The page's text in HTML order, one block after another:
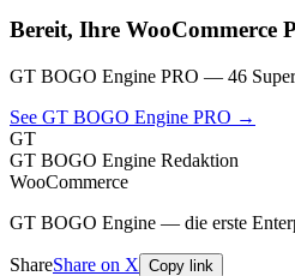
Bereit, Ihre WooCommerce
GT BOGO Engine PRO — 46
See GT BOGO Engine PRO →
GT
GT BOGO Engine Redaktion
WooCommerce
GT BOGO Engine — die erste
ShareShare on X Copy link